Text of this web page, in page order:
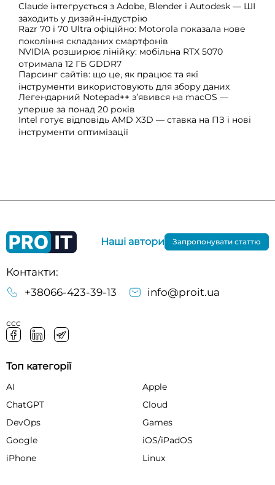
Claude інтегрується з Adobe, Blender і Autodesk — ШІ
заходить у дизайн-індустрію
Razr 70 і 70 Ultra офіційно: Motorola показала нове
покоління складаних смартфонів
NVIDIA розширює лінійку: мобільна RTX 5070
отримала 12 ГБ GDDR7
Парсинг сайтів: що це, як працює та які
інструменти використовують для збору даних
Легендарний Notepad++ з’явився на macOS —
уперше за понад 20 років
Intel готує відповідь AMD X3D — ставка на ПЗ і нові
інструменти оптимізації
Контакти:
+38066-423-39-13
info@proit.ua
ссс
Наші автори Запропонувати статтю
Топ категорії
AI
Apple
ChatGPT
Cloud
DevOps
Games
Google
iOS/iPadOS
iPhone
Linux